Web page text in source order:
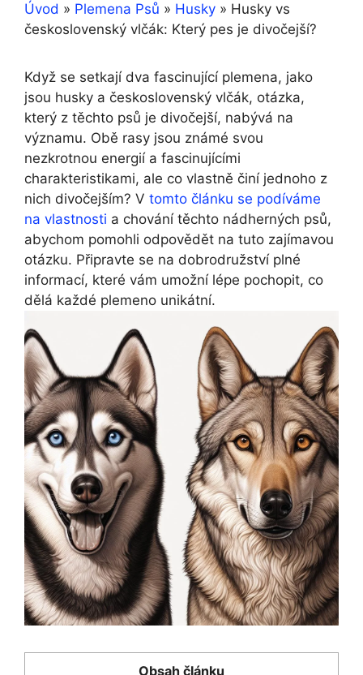
Úvod » Plemena Psů » Husky » Husky vs
československý vlčák: Který pes je divočejší?
Když se setkají dva fascinující plemena, jako
jsou husky a československý vlčák, otázka,
který z těchto psů je divočejší, nabývá na
významu. Obě rasy jsou známé svou
nezkrotnou energií a fascinujícími
charakteristikami, ale co vlastně činí jednoho z
nich divočejším? V tomto článku se podíváme
na vlastnosti a chování těchto nádherných psů,
abychom pomohli odpovědět na tuto zajímavou
otázku. Připravte se na dobrodružství plné
informací, které vám umožní lépe pochopit, co
dělá každé plemeno unikátní.
Obsah článku